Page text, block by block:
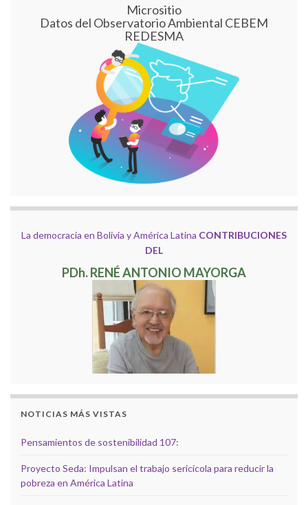
Micrositio
Datos del Observatorio Ambiental CEBEM
REDESMA
La democracia en Bolivia y América Latina CONTRIBUCIONES
DEL
PDh. RENÉ ANTONIO MAYORGA
NOTICIAS MÁS VISTAS
Pensamientos de sostenibilidad 107:
Proyecto Seda: Impulsan el trabajo sericícola para reducir la
pobreza en América Latina